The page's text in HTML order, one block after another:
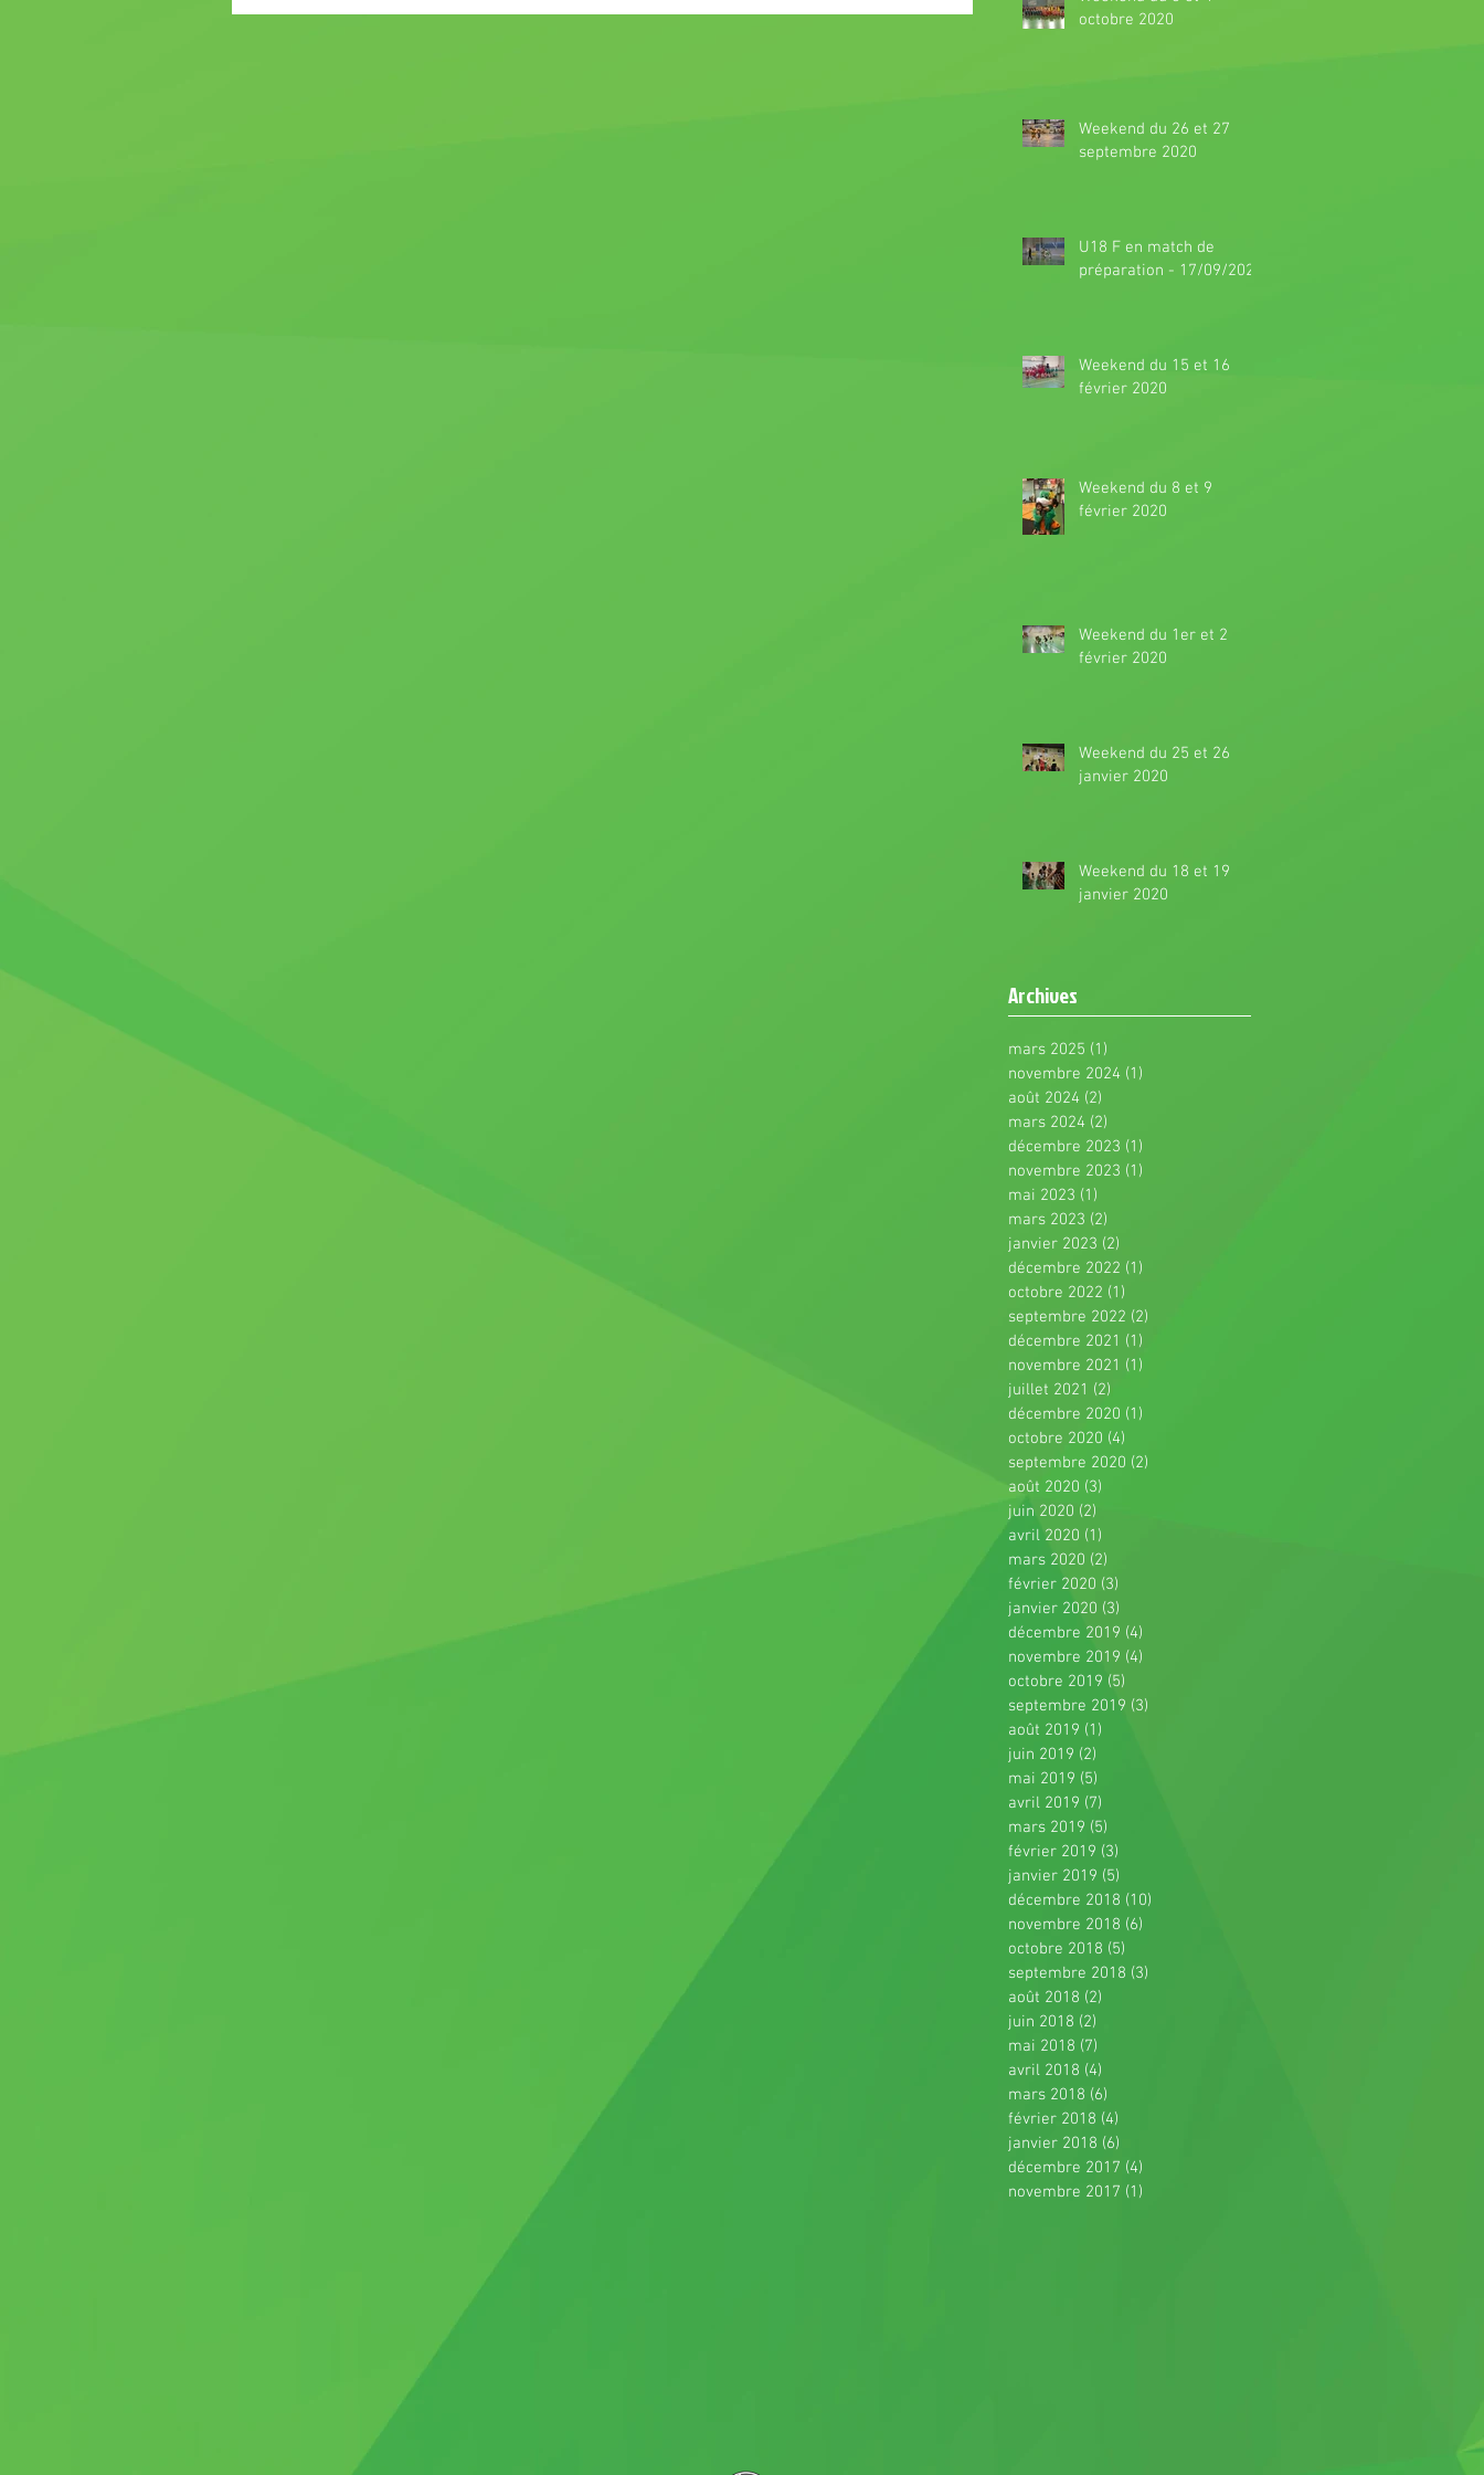
octobre 2020
Weekend du 26 et 27
septembre 2020
U18 F en match de
préparation - 17/09/2020
Weekend du 15 et 16
février 2020
Weekend du 8 et 9
février 2020
Weekend du 1er et 2
février 2020
Weekend du 25 et 26
janvier 2020
Weekend du 18 et 19
janvier 2020
Archives
mars 2025 (1)
novembre 2024 (1)
août 2024 (2)
mars 2024 (2)
décembre 2023 (1)
novembre 2023 (1)
mai 2023 (1)
mars 2023 (2)
janvier 2023 (2)
décembre 2022 (1)
octobre 2022 (1)
septembre 2022 (2)
décembre 2021 (1)
novembre 2021 (1)
juillet 2021 (2)
décembre 2020 (1)
octobre 2020 (4)
septembre 2020 (2)
août 2020 (3)
juin 2020 (2)
avril 2020 (1)
mars 2020 (2)
février 2020 (3)
janvier 2020 (3)
décembre 2019 (4)
novembre 2019 (4)
octobre 2019 (5)
septembre 2019 (3)
août 2019 (1)
juin 2019 (2)
mai 2019 (5)
avril 2019 (7)
mars 2019 (5)
février 2019 (3)
janvier 2019 (5)
décembre 2018 (10)
novembre 2018 (6)
octobre 2018 (5)
septembre 2018 (3)
août 2018 (2)
juin 2018 (2)
mai 2018 (7)
avril 2018 (4)
mars 2018 (6)
février 2018 (4)
janvier 2018 (6)
décembre 2017 (4)
novembre 2017 (1)